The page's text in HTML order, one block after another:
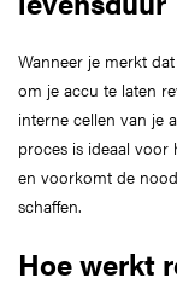
Wanneer je merkt
om je accu te laten
interne cellen van je
proces is ideaal voor
en voorkomt de
schaffen.
Hoe werkt